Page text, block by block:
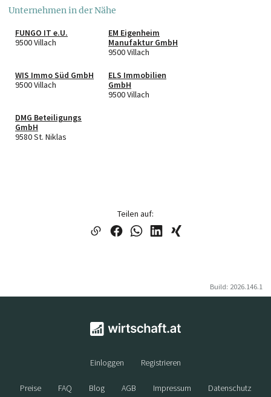
Unternehmen in der Nähe
FUNGO IT e.U.
9500 Villach
EM Eigenheim
Manufaktur GmbH
9500 Villach
WIS Immo Süd GmbH
9500 Villach
ELS Immobilien
GmbH
9500 Villach
DMG Beteiligungs
GmbH
9580 St. Niklas
Teilen auf:
Build: 2026.146.1
Einloggen Registrieren
Preise FAQ Blog AGB Impressum Datenschutz